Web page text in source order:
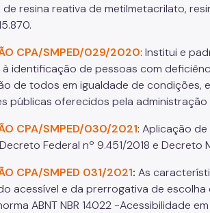
resina reativa de metilmetacrilato,
CPA/SMPED/029/2020: Institui e
identificação de pessoas com
de todos em igualdade de condições,
públicas oferecidos pela
CPA/SMPED/030/2021: Aplicação de
Federal nº 9.451/2018 e Decreto
CPA/SMPED 031/2021: As
acessível e da prerrogativa de
ABNT NBR 14022 -Acessibilidade